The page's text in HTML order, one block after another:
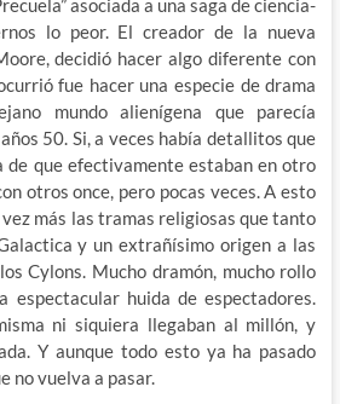
asociada a una saga de ciencia-
lo peor. El creador de la nueva
decidió hacer algo diferente con
fue hacer una especie de drama
mundo alienígena que parecía
50. Si, a veces había detallitos que
de que efectivamente estaban en otro
otros once, pero pocas veces. A esto
más las tramas religiosas que tanto
y un extrañísimo origen a las
Cylons. Mucho dramón, mucho rollo
espectacular huida de espectadores.
ni siquiera llegaban al millón, y
Y aunque todo esto ya ha pasado
no vuelva a pasar.